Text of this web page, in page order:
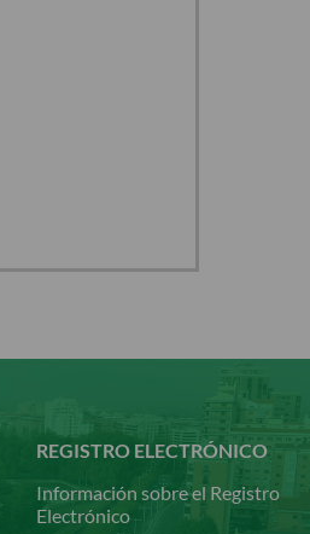
REGISTRO ELECTRÓNICO
Información sobre el Registro
Electrónico